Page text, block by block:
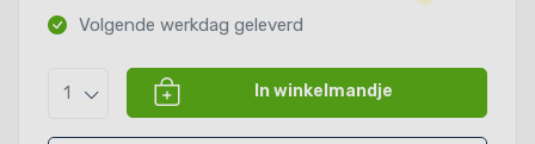
Volgende werkdag geleverd
1 In winkelmandje